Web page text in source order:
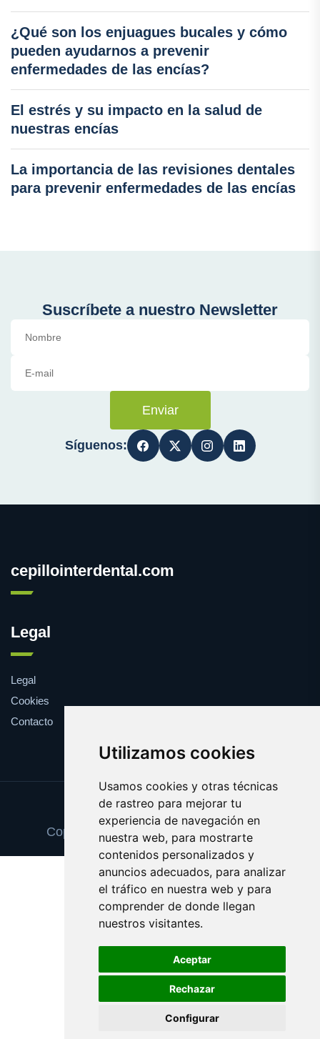
Utilizamos cookies
Usamos cookies y otras técnicas
de rastreo para mejorar tu
experiencia de navegación en
nuestra web, para mostrarte
contenidos personalizados y
anuncios adecuados, para analizar
el tráfico en nuestra web y para
comprender de donde llegan
nuestros visitantes.
Aceptar
Rechazar
Configurar
¿Qué son los enjuagues bucales y cómo
pueden ayudarnos a prevenir
enfermedades de las encías?
El estrés y su impacto en la salud de
nuestras encías
La importancia de las revisiones dentales
para prevenir enfermedades de las encías
Suscríbete a nuestro Newsletter
Enviar
Síguenos:
cepillointerdental.com
Legal
Legal
Cookies
Contacto
Update cookies preferences
Copyright © 2025 cepillointerdental.com